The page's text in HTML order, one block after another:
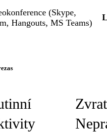
(Skype,
Hangouts, MS Teams)